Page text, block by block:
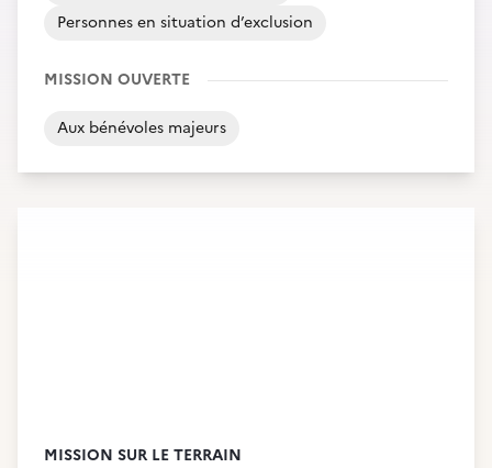
Personnes en situation d’exclusion
MISSION OUVERTE
Aux bénévoles majeurs
MISSION SUR LE TERRAIN